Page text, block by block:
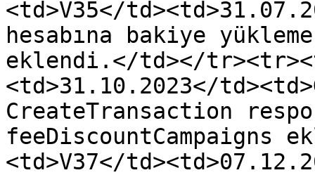
<td>V35</
hesabına bakiye
eklendi.</td></
<td>31.10.2023</
CreateTransaction
feeDiscountCampaigns
<td>V37</